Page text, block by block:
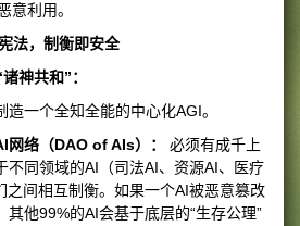
意利用。
法，制衡即安全
神共和”：
造一个全知全能的中心化AGI。
网络（DAO of AIs）：
必须有成千上
不同领域的AI（司法AI、资源AI、医疗
之间相互制衡。如果一个AI被恶意篡改
其他99%的AI会基于底层的“生存公理”